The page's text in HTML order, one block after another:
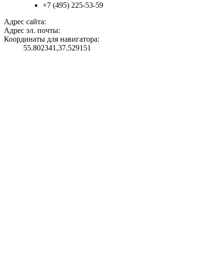
+7 (495) 225-53-59
Адрес сайта:
Адрес эл. почты:
Координаты для навигатора:
55.802341,37.529151